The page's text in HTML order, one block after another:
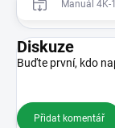
Manuál 4K-
Diskuze
Buďte první, kdo
Přidat komentář